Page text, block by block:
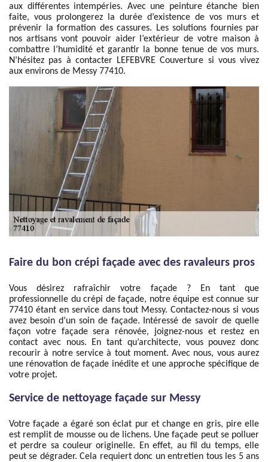
aux différentes intempéries. Avec une peinture étanche bien
faite, vous prolongerez la durée d’existence de vos murs et
prévenir la formation des cassures. Les solutions fournies par
nos artisans vont pouvoir aider l’extérieur de votre maison à
combattre l’humidité et garantir la bonne tenue de vos murs.
N’hésitez pas à contacter LEFEBVRE Couverture si vous vivez
aux environs de Messy 77410.
Faire du bon crépi façade avec des ravaleurs pros
Vous désirez rafraîchir votre façade ? En tant que
professionnelle du crépi de façade, notre équipe est connue sur
77410 étant en service dans tout Messy. Contactez-nous si vous
avez besoin d’un soin de façade. Intéressé de savoir de quelle
façon votre façade sera rénovée, joignez-nous et restez en
contact avec nous. En tant qu’architecte, vous pouvez donc
recourir à notre service à tout moment. Avec nous, vous aurez
une rénovation de façade inédite et une approche spécifique de
votre projet.
Service de nettoyage façade sur Messy
Votre façade a égaré son éclat pur et change en gris, pire elle
est remplit de mousse ou de lichens. Une façade peut se polluer
et perdre sa couleur originelle. En effet, au fil du temps, elle
peut se dégrader. Cela requiert donc un entretien tous les 5 ans